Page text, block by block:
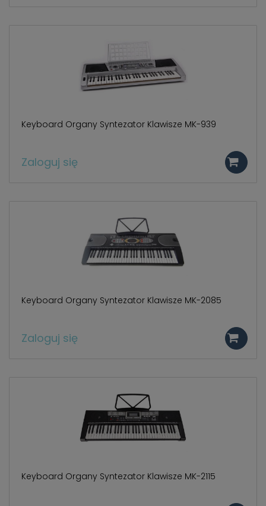
Keyboard Organy Syntezator Klawisze MK-939
Zaloguj się
Keyboard Organy Syntezator Klawisze MK-2085
Zaloguj się
Keyboard Organy Syntezator Klawisze MK-2115